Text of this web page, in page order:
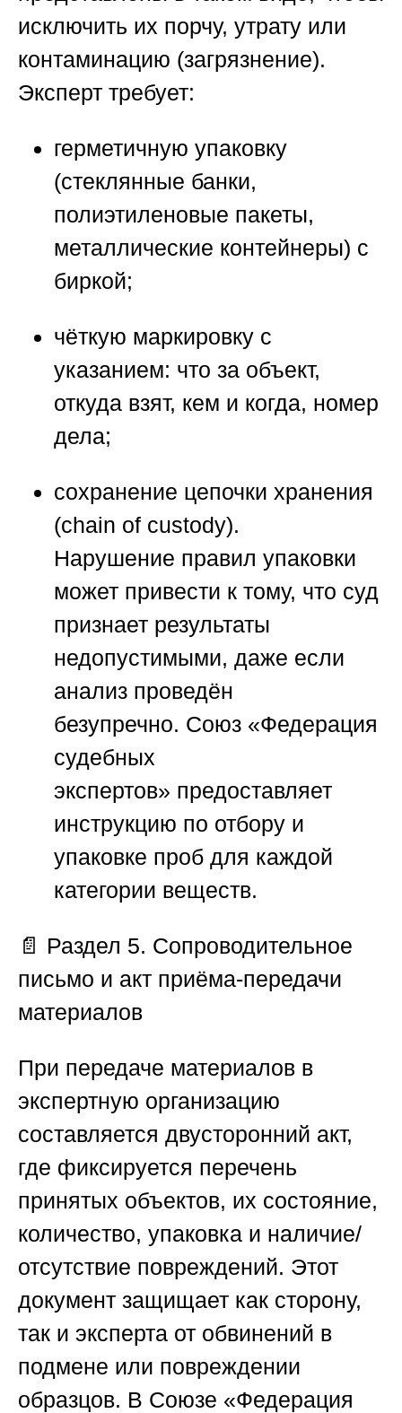
исключить их порчу, утрату или
контаминацию (загрязнение).
Эксперт требует:
герметичную упаковку
(стеклянные банки,
полиэтиленовые пакеты,
металлические контейнеры) с
биркой;
чёткую маркировку с
указанием: что за объект,
откуда взят, кем и когда, номер
дела;
сохранение цепочки хранения
(chain of custody).
Нарушение правил упаковки
может привести к тому, что суд
признает результаты
недопустимыми, даже если
анализ проведён
безупречно. Союз «Федерация
судебных
экспертов» предоставляет
инструкцию по отбору и
упаковке проб для каждой
категории веществ.
📄 Раздел 5. Сопроводительное
письмо и акт приёма-передачи
материалов
При передаче материалов в
экспертную организацию
составляется двусторонний акт,
где фиксируется перечень
принятых объектов, их состояние,
количество, упаковка и наличие/
отсутствие повреждений. Этот
документ защищает как сторону,
так и эксперта от обвинений в
подмене или повреждении
образцов. В Союзе «Федерация